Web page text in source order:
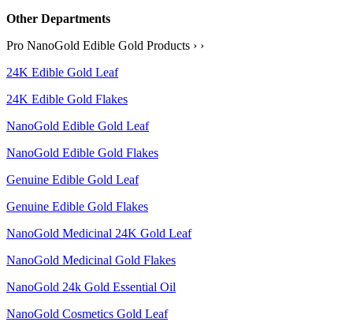
Other Departments
‹ ‹ Pro NanoGold Edible Gold Products
24K Edible Gold Leaf
24K Edible Gold Flakes
NanoGold Edible Gold Leaf
NanoGold Edible Gold Flakes
Genuine Edible Gold Leaf
Genuine Edible Gold Flakes
NanoGold Medicinal 24K Gold Leaf
NanoGold Medicinal Gold Flakes
NanoGold 24k Gold Essential Oil
NanoGold Cosmetics Gold Leaf